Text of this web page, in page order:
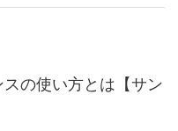
スの使い方とは【サン